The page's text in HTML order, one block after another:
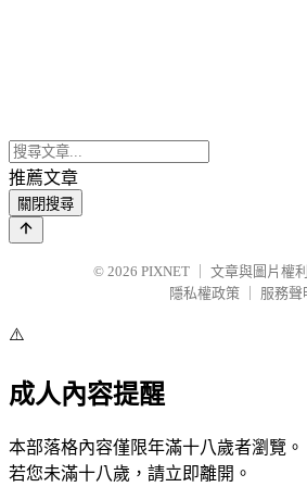
推薦文章
關閉搜尋
© 2026 PIXNET
文章與圖片權
隱私權政策
服務聲
⚠️
成人內容提醒
本部落格內容僅限年滿十八歲者瀏覽。
若您未滿十八歲，請立即離開。